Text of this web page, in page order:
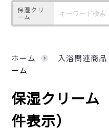
保湿クリ
ーム
ホーム 入浴関連商品
ーム
保湿クリーム
件表示）